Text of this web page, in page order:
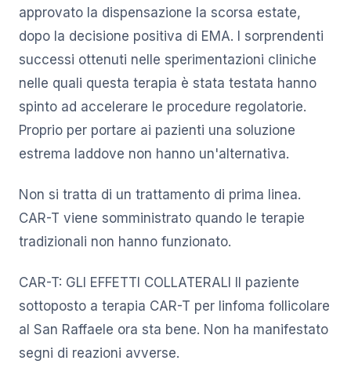
approvato la dispensazione la scorsa estate,
dopo la decisione positiva di EMA. I sorprendenti
successi ottenuti nelle sperimentazioni cliniche
nelle quali questa terapia è stata testata hanno
spinto ad accelerare le procedure regolatorie.
Proprio per portare ai pazienti una soluzione
estrema laddove non hanno un'alternativa.
Non si tratta di un trattamento di prima linea.
CAR-T viene somministrato quando le terapie
tradizionali non hanno funzionato.
CAR-T: GLI EFFETTI COLLATERALI Il paziente
sottoposto a terapia CAR-T per linfoma follicolare
al San Raffaele ora sta bene. Non ha manifestato
segni di reazioni avverse.